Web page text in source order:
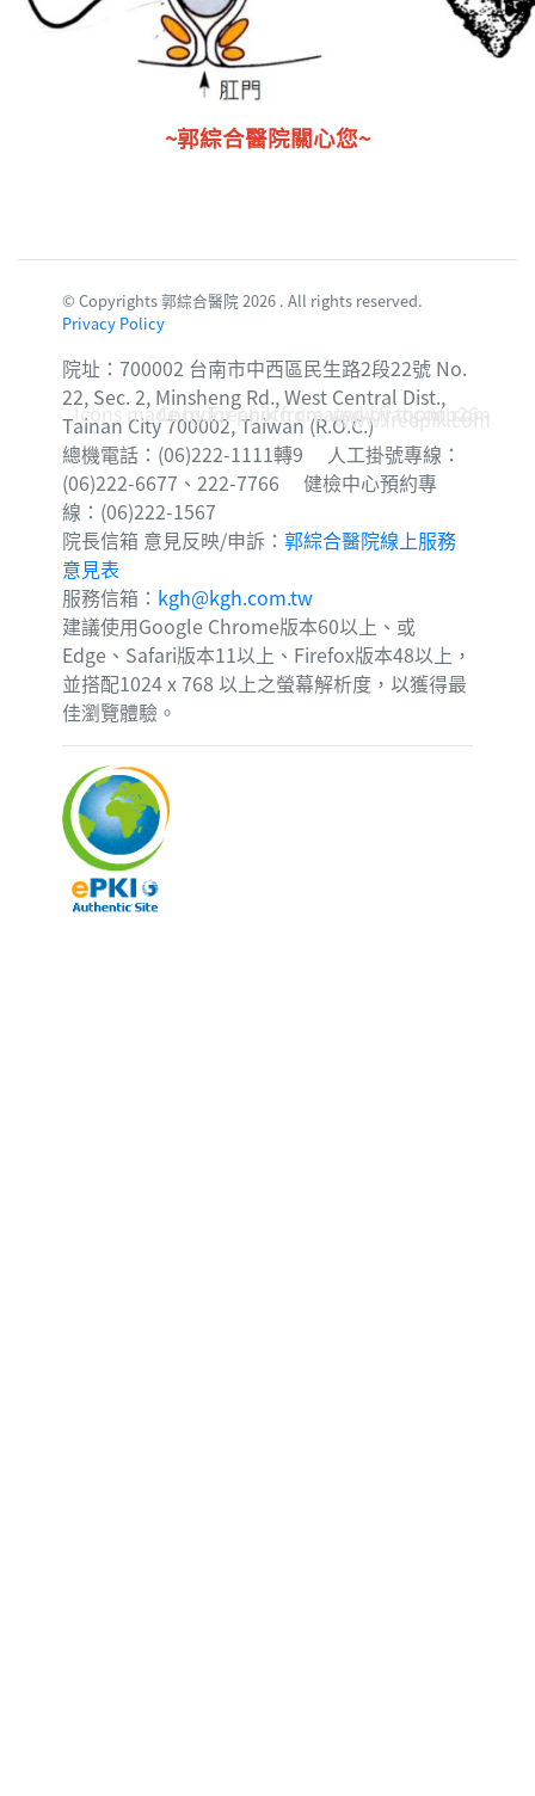
~郭綜合醫院關心您~
© Copyrights 郭綜合醫院 2026 . All rights reserved.
Privacy Policy
院址：700002 台南市中西區民生路2段22號 No.
22, Sec. 2, Minsheng Rd., West Central Dist.,
Tainan City 700002, Taiwan (R.O.C.)
總機電話：(06)222-1111轉9 人工掛號專線：
(06)222-6677、222-7766 健檢中心預約專
線：(06)222-1567
院長信箱 意見反映/申訴：郭綜合醫院線上服務
意見表
服務信箱： kgh@kgh.com.tw
建議使用Google Chrome版本60以上、或
Edge、Safari版本11以上、Firefox版本48以上，
並搭配1024 x 768 以上之螢幕解析度，以獲得最
佳瀏覽體驗。
Icons made byFreepikfromwww.flaticon.com
Corridor photo created by topntp26 -
www.freepik.com